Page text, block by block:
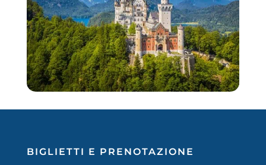
BIGLIETTI E PRENOTAZIONE